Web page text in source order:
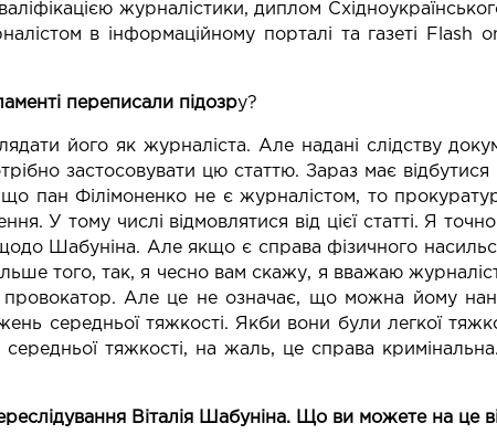
журналістики, диплом
в інформаційному порталі та газеті Flash
переписали підозру?
його як журналіста. Але надані слідству
застосовувати цю статтю. Зараз має відбутися
пан Філімоненко не є журналістом, то
У тому числі відмовлятися від цієї статті. Я
Шабуніна. Але якщо є справа фізичного
того, так, я чесно вам скажу, я вважаю
провокатор. Але це не означає, що можна йому
середньої тяжкості. Якби вони були легкої
тяжкості, на жаль, це справа
Віталія Шабуніна. Що ви можете на це